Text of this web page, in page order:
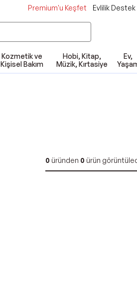
Premium'u Keşfet Evlilik Destek
Kozmetik ve
Kişisel Bakım
Hobi, Kitap,
Müzik, Kırtasiye
Ev,
0 üründen 0 ürün